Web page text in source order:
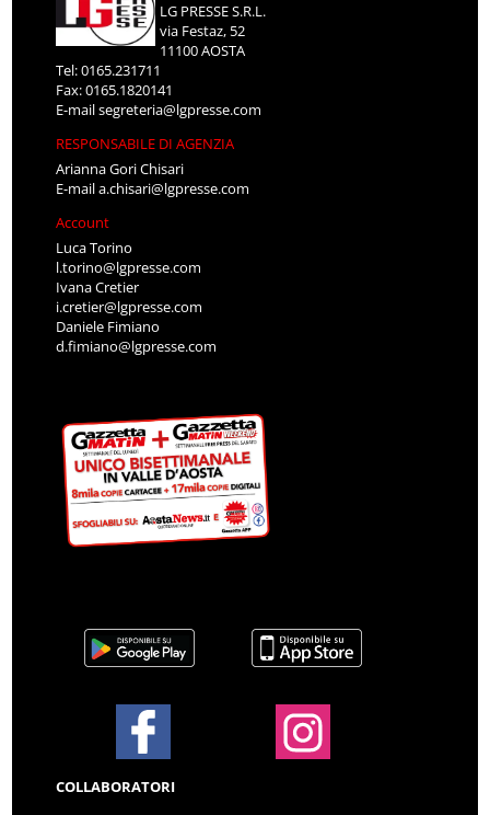
LG PRESSE S.R.L.
via Festaz, 52
11100 AOSTA
Tel: 0165.231711
Fax: 0165.1820141
E-mailsegreteria@lgpresse.com
RESPONSABILE DI AGENZIA
Arianna Gori Chisari
E-maila.chisari@lgpresse.com
Account
Luca Torino
l.torino@lgpresse.com
Ivana Cretier
i.cretier@lgpresse.com
Daniele Fimiano
d.fimiano@lgpresse.com
COLLABORATORI